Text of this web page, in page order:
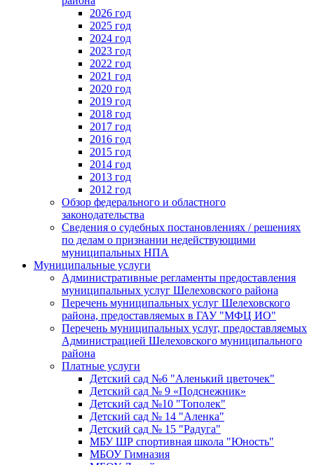
2026 год
2025 год
2024 год
2023 год
2022 год
2021 год
2020 год
2019 год
2018 год
2017 год
2016 год
2015 год
2014 год
2013 год
2012 год
Обзор федерального и областного
законодательства
Сведения о судебных постановлениях / решениях
по делам о признании недействующими
муниципальных НПА
Муниципальные услуги
Административные регламенты предоставления
муниципальных услуг Шелеховского района
Перечень муниципальных услуг Шелеховского
района, предоставляемых в ГАУ "МФЦ ИО"
Перечень муниципальных услуг, предоставляемых
Администрацией Шелеховского муниципального
района
Платные услуги
Детский сад №6 "Аленький цветочек"
Детский сад № 9 «Подснежник»
Детский сад №10 "Тополек"
Детский сад № 14 "Аленка"
Детский сад № 15 "Радуга"
МБУ ШР спортивная школа "Юность"
МБОУ Гимназия